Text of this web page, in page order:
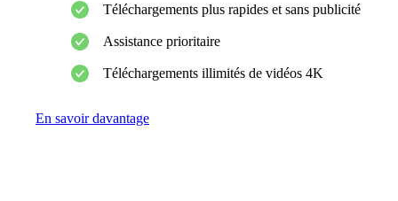
Téléchargements plus rapides et sans publicité
Assistance prioritaire
Téléchargements illimités de vidéos 4K
En savoir davantage